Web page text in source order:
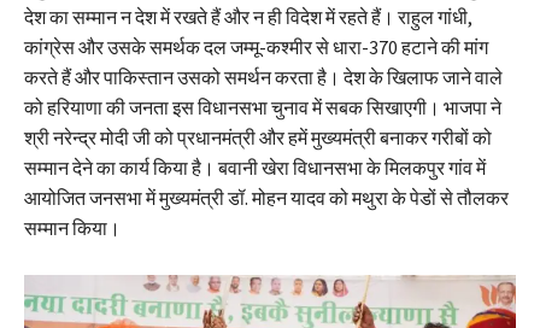
देश का सम्मान न देश में रखते हैं और न ही विदेश में रहते हैं। राहुल गांधी,
कांग्रेस और उसके समर्थक दल जम्मू-कश्मीर से धारा-370 हटाने की मांग
करते हैं और पाकिस्तान उसको समर्थन करता है। देश के खिलाफ जाने वाले
को हरियाणा की जनता इस विधानसभा चुनाव में सबक सिखाएगी। भाजपा ने
श्री नरेन्द्र मोदी जी को प्रधानमंत्री और हमें मुख्यमंत्री बनाकर गरीबों को
सम्मान देने का कार्य किया है। बवानी खेरा विधानसभा के मिलकपुर गांव में
आयोजित जनसभा में मुख्यमंत्री डॉ. मोहन यादव को मथुरा के पेडों से तौलकर
सम्मान किया।